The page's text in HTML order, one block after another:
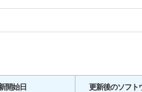
開始日 更新後のソフト